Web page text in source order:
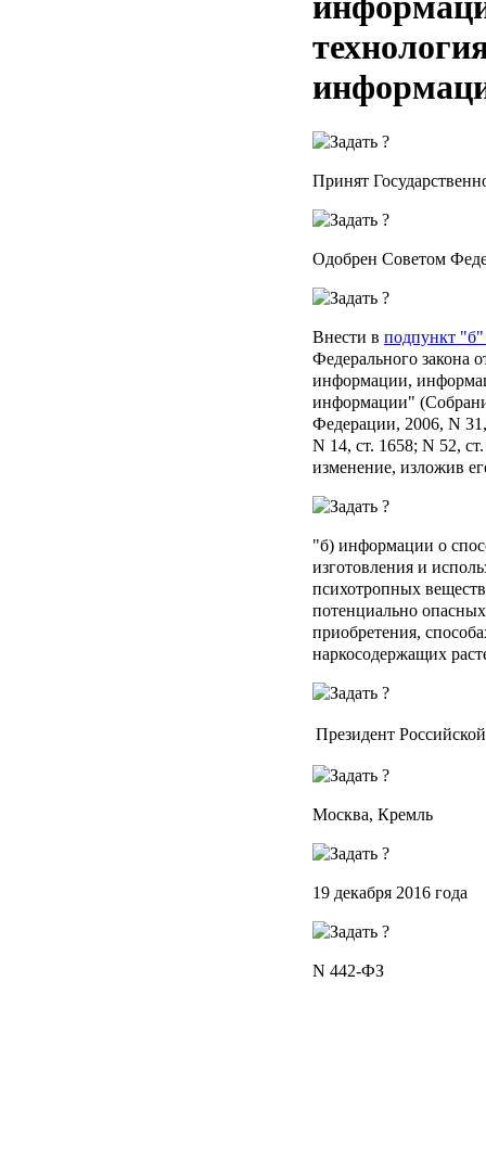
Принят
Одобрен Советом
Внести в подпункт "б"
Федерального закона
информации,
информации"
Федерации, 2006, N
N 14, ст. 1658; N 52,
изменение, изложив
"б) информации о
изготовления и
психотропных
потенциально
приобретения,
наркосодержащих
Президент
Москва, Кремль
19 декабря 2016 года
N 442-ФЗ